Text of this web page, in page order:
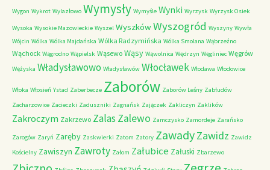
Wygon Wykrot Wylazłowo Wymysły Wymyśle Wynki Wyrzysk Wyrzysk Osiek
Wysoka Wysokie Mazowieckie Wyszel WyszkówWyszogród Wyszyny Wywła
Wójcin Wólka Wólka Majdańska Wólka Radzymińska Wólka Smolana Wąbrzeźno
Wąchock Wągrodno Wąpielsk Wąsewo Wąsy Wąwolnica Wędrzyn Węgliniec Węgrów
Wężyska Władysławowo Władysławów Włocławek Włodawa Włodowice
Włoka Włosień Ystad Zaberbecze Zaborów Zaborów Leśny Zabłudów
Zacharzowice Zacieczki Zaduszniki Zagnańsk Zajączek Zakliczyn Zaklików
Zakroczym Zakrzewo ZalasZalewo Zamczysko Zamordeje Zarańsko
Zarogów Zaryń Zaręby Zaskwierki Zatom Zatory ZawadyZawidz Zawidz
Kościelny Zawiszyn Zawroty Załom Załubice Załuski Zbarzewo